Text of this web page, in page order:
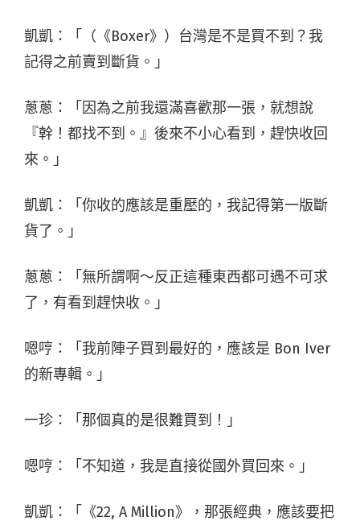
凱凱：「（《Boxer》）台灣是不是買不到？我
記得之前賣到斷貨。」
蔥蔥：「因為之前我還滿喜歡那一張，就想說
『幹！都找不到。』後來不小心看到，趕快收回
來。」
凱凱：「你收的應該是重壓的，我記得第一版斷
貨了。」
蔥蔥：「無所謂啊～反正這種東西都可遇不可求
了，有看到趕快收。」
嗯哼：「我前陣子買到最好的，應該是 Bon Iver
的新專輯。」
一珍：「那個真的是很難買到！」
嗯哼：「不知道，我是直接從國外買回來。」
凱凱：「《22, A Million》，那張經典，應該要把